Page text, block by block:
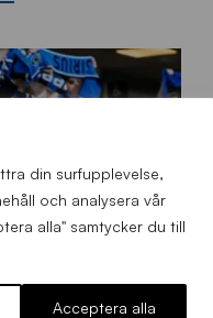
din surfupplevelse,
och analysera vår
alla" samtycker du till
Acceptera alla